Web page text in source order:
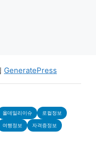
GeneratePress
올데일리이슈 로컬정보
여행정보 자격증정보